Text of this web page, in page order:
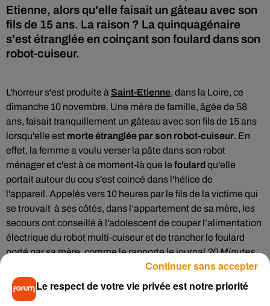
Etienne, alors qu'elle faisait un gâteau avec son
fils de 15 ans. La raison ? La quinquagénaire
s'est étranglée en coinçant son foulard dans son
robot-cuiseur.
L'horreur s'est produite à Saint-Etienne, dans la Loire, ce
dimanche 10 novembre. Une mère de famille, âgée de 58
ans, faisait tranquillement un gâteau avec son fils de 15 ans
lorsqu'elle est morte étranglée par son robot-cuiseur. En
effet, la femme a voulu verser la pâte dans son robot
ménager et c'est à ce moment-là que le foulardqu'elle
portait autour du cou s'est coincé dans l'hélice de
l'appareil. Appelés vers 10 heures par le fils de la victime qui
se trouvait à ses côtés, dans l’appartement de sa mère, les
secours ont conseillé à l'adolescent de couper l’alimentation
électrique du robot multi-cuiseuret de trancher le foulard
porté par sa mère, comme le rapporte le journal20 Minutes.
La marque du robot non précisée
Malgré les gestes de son fils,
Le respect de votre vie privée est notre priorité
Continuer sans accepter